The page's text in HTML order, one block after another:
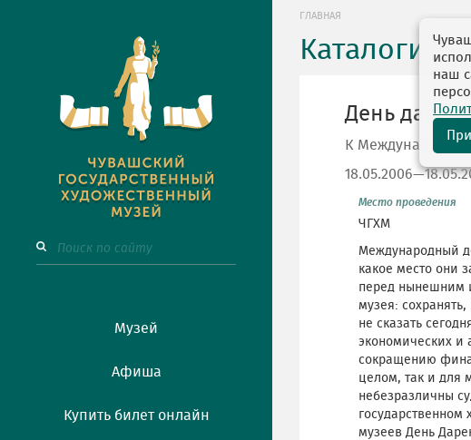
Музей
Афиша
Купить билет онлайн
ГЛАВНАЯ
Каталоги
День
К
Место проведения
ЧГХМ
Международный
какое место они
перед нынешним
музея:
не сказать
экономических и
сокращению
целом, так и для
небезразличны
музеев День
наш